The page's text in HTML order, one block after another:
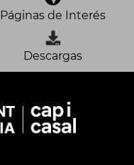
Páginas de Interés
Descargas